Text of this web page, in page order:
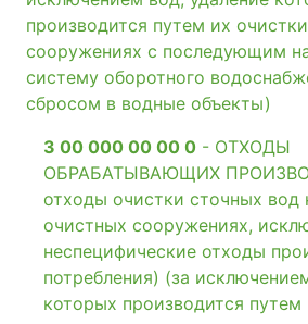
производится путем их
сооружениях с последующим
систему оборотного
сбросом в водные объекты)
3 00 000 00 00 0 - ОТХОДЫ
ОБРАБАТЫВАЮЩИХ
отходы очистки сточных вод
очистных сооружениях,
неспецифические отходы
потребления) (за
которых производится путем